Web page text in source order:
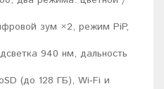
зум ×2, режим PiP,
940 нм, дальность
(до 128 ГБ), Wi‐Fi и